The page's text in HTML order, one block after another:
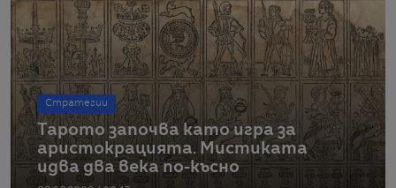
Стратегии
Тарото започва като игра за
аристокрацията. Мистиката
идва два века по-късно